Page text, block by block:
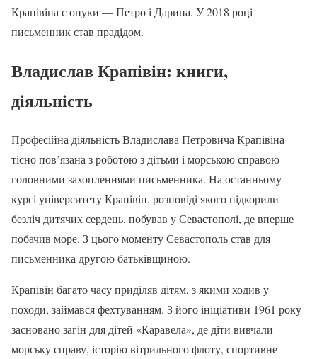
Крапівіна є онуки — Петро і Дарина. У 2018 році
письменник став прадідом.
Владислав Крапівін: книги,
діяльність
Професійна діяльність Владислава Петровича Крапівіна
тісно пов’язана з роботою з дітьми і морською справою —
головними захопленнями письменника. На останньому
курсі університету Крапівін, розповіді якого підкорили
безліч дитячих сердець, побував у Севастополі, де вперше
побачив море. З цього моменту Севастополь став для
письменника другою батьківщиною.
Крапівін багато часу приділяв дітям, з якими ходив у
походи, займався фехтуванням. З його ініціативи 1961 року
засновано загін для дітей «Каравела», де діти вивчали
морську справу, історію вітрильного флоту, спортивне